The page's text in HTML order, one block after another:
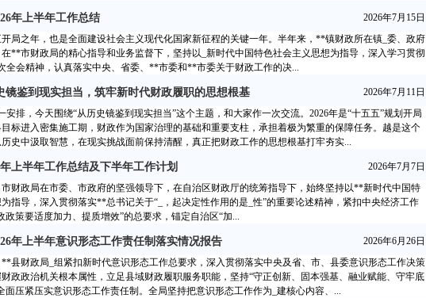
2026年7月15日
年上半年工作总结
开局之年，也是全面建设社会主义现代化国家新征程的关键一年。半年来，**镇财政所在镇_委、政府
**市财政局的精心指导和业务监督下，坚持以_新时代中国特色社会主义思想为指导，深入学习贯彻
全会精神，认真落实中央、省委、**市委和**市委关于财政工作的决...
2026年7月11日
镜鉴到现实担当，筑牢新时代财政履职的思想根基
安排，今天围绕“从历史镜鉴到现实担当”这个主题，和大家作一次交流。2026年是“十五五”规划开局
标进入密集施工期，财政作为国家治理的基础和重要支柱，承担着极为繁重的保障任务。越是这个
史中汲取智慧，在现实挑战面前保持清醒，真正把财政工作的思想根基打牢夯实...
2026年7月7日
上半年工作总结及下半年工作计划
市财政局在市委、市政府的坚强领导下，在自治区财政厅的统筹指导下，始终坚持以**新时代中国特
指导，深入贯彻落实**总书记关于“_，起决定性作用的是_性”的重要论述精神，紧扣中央经济工作
政策要适度加力、提质增效”的总要求，锚定自治区“加...
2026年6月26日
年上半年意识形态工作责任制落实情况报告
**县财政局_组紧扣新时代意识形态工作总要求，深入贯彻落实中央及省、市、县委意识形态工作决策
政政治机关根本属性，立足县域财政履职服务职能，坚持“守正创新、固本强基、融业赋能、守牢底
面压紧压实意识形态工作责任制。全局坚持把意识形态工作作为_建核心内容、...